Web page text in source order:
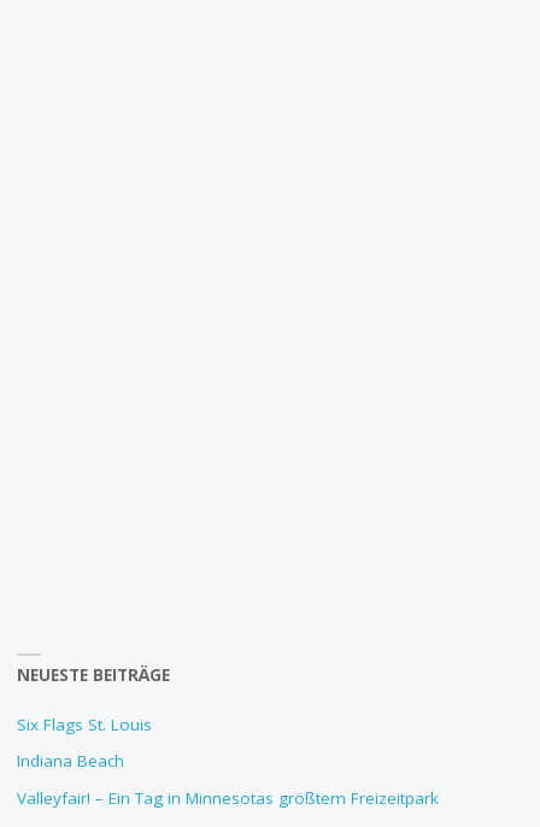
NEUESTE BEITRÄGE
Six Flags St. Louis
Indiana Beach
Valleyfair! – Ein Tag in Minnesotas größtem Freizeitpark